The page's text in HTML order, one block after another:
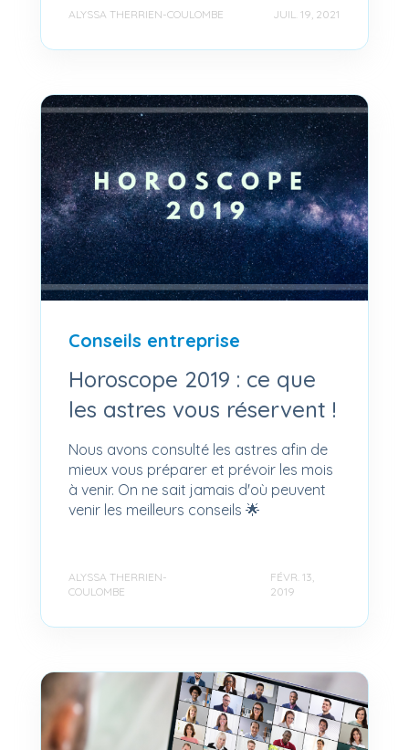
ALYSSA THERRIEN-COULOMBE JUIL. 19, 2021
Conseils entreprise
Horoscope 2019 : ce que
les astres vous réservent !
Nous avons consulté les astres afin de
mieux vous préparer et prévoir les mois
à venir. On ne sait jamais d'où peuvent
venir les meilleurs conseils 🌟
ALYSSA THERRIEN-
COULOMBE
FÉVR. 13,
2019